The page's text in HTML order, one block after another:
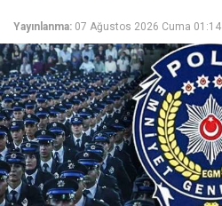
Yayınlanma: 07 Ağustos 2026 Cuma 01:14